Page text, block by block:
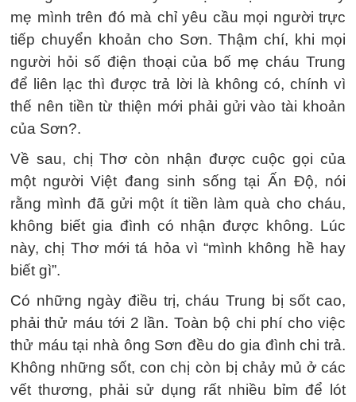
mẹ mình trên đó mà chỉ yêu cầu mọi người trực
tiếp chuyển khoản cho Sơn. Thậm chí, khi mọi
người hỏi số điện thoại của bố mẹ cháu Trung
để liên lạc thì được trả lời là không có, chính vì
thế nên tiền từ thiện mới phải gửi vào tài khoản
của Sơn?.
Về sau, chị Thơ còn nhận được cuộc gọi của
một người Việt đang sinh sống tại Ấn Độ, nói
rằng mình đã gửi một ít tiền làm quà cho cháu,
không biết gia đình có nhận được không. Lúc
này, chị Thơ mới tá hỏa vì “mình không hề hay
biết gì”.
Có những ngày điều trị, cháu Trung bị sốt cao,
phải thử máu tới 2 lần. Toàn bộ chi phí cho việc
thử máu tại nhà ông Sơn đều do gia đình chi trả.
Không những sốt, con chị còn bị chảy mủ ở các
vết thương, phải sử dụng rất nhiều bỉm để lót